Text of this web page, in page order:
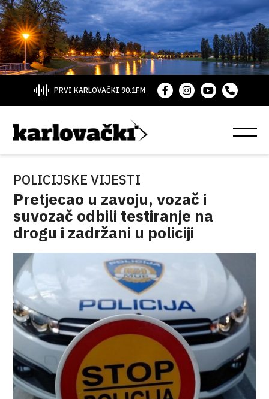
PRVI KARLOVAČKI 90.1FM
POLICIJSKE VIJESTI
Pretjecao u zavoju, vozač i
suvozač odbili testiranje na
drogu i zadržani u policiji